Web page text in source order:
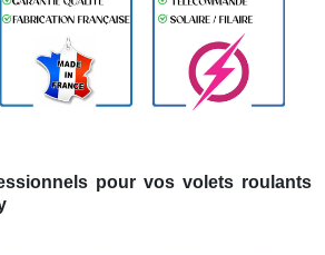
pour vos volets roulants